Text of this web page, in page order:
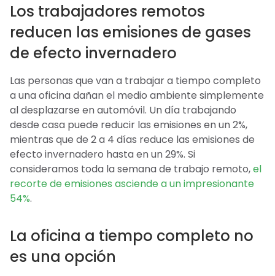
Los trabajadores remotos
reducen las emisiones de gases
de efecto invernadero
Las personas que van a trabajar a tiempo completo
a una oficina dañan el medio ambiente simplemente
al desplazarse en automóvil. Un día trabajando
desde casa puede reducir las emisiones en un 2%,
mientras que de 2 a 4 días reduce las emisiones de
efecto invernadero hasta en un 29%. Si
consideramos toda la semana de trabajo remoto,el
recorte de emisiones asciende a un impresionante
54%.
La oficina a tiempo completo no
es una opción